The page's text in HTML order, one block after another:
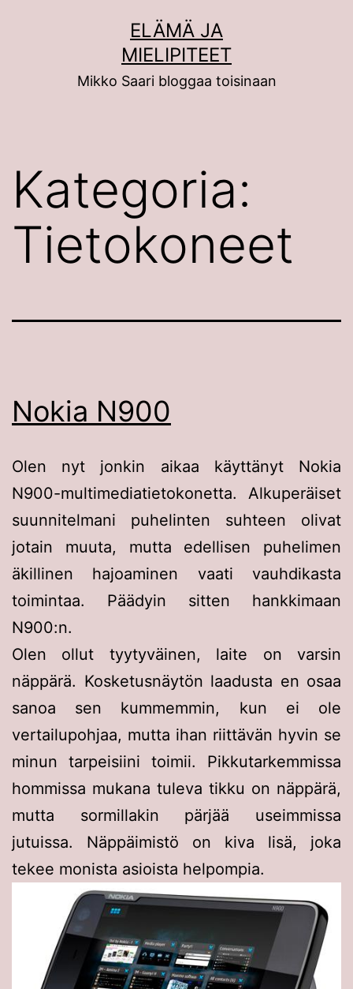
ELÄMÄ JA
MIELIPITEET
Mikko Saari bloggaa toisinaan
Kategoria:
Tietokoneet
Nokia N900
Olen nyt jonkin aikaa käyttänyt Nokia
N900-multimediatietokonetta. Alkuperäiset
suunnitelmani puhelinten suhteen olivat
jotain muuta, mutta edellisen puhelimen
äkillinen hajoaminen vaati vauhdikasta
toimintaa. Päädyin sitten hankkimaan
N900:n.
Olen ollut tyytyväinen, laite on varsin
näppärä. Kosketusnäytön laadusta en osaa
sanoa sen kummemmin, kun ei ole
vertailupohjaa, mutta ihan riittävän hyvin se
minun tarpeisiini toimii. Pikkutarkemmissa
hommissa mukana tuleva tikku on näppärä,
mutta sormillakin pärjää useimmissa
jutuissa. Näppäimistö on kiva lisä, joka
tekee monista asioista helpompia.